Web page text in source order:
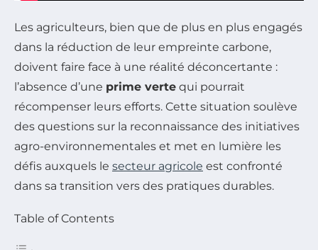
Les agriculteurs, bien que de plus en plus engagés
dans la réduction de leur empreinte carbone,
doivent faire face à une réalité déconcertante :
l’absence d’une prime verte qui pourrait
récompenser leurs efforts. Cette situation soulève
des questions sur la reconnaissance des initiatives
agro-environnementales et met en lumière les
défis auxquels le secteur agricole est confronté
dans sa transition vers des pratiques durables.
Table of Contents